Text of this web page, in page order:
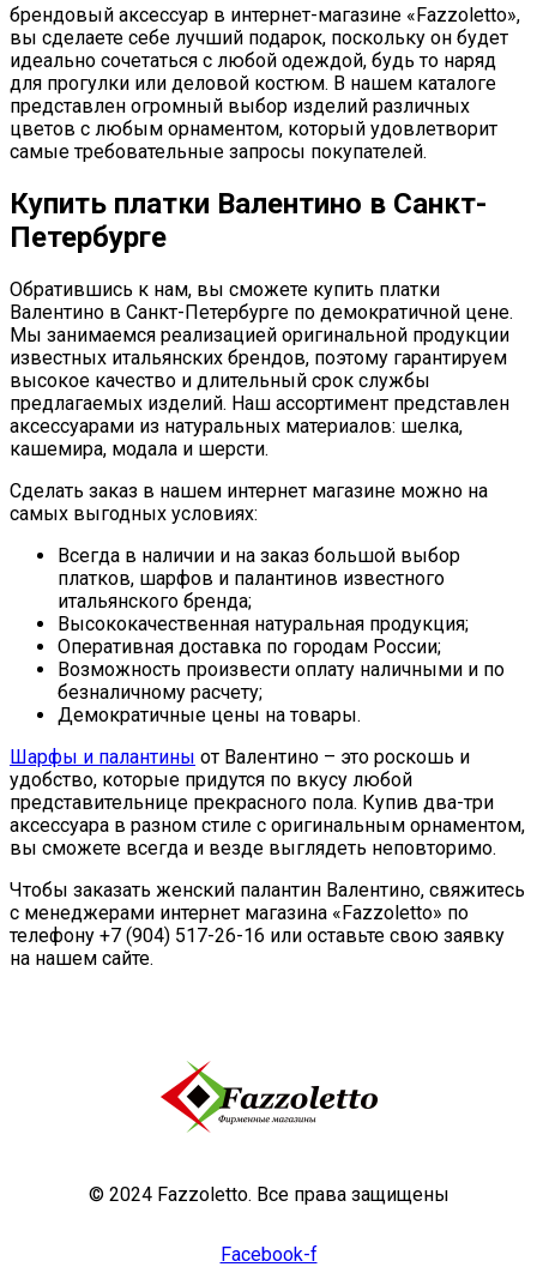
брендовый аксессуар в интернет-магазине «Fazzoletto»,
вы сделаете себе лучший подарок, поскольку он будет
идеально сочетаться с любой одеждой, будь то наряд
для прогулки или деловой костюм. В нашем каталоге
представлен огромный выбор изделий различных
цветов с любым орнаментом, который удовлетворит
самые требовательные запросы покупателей.
Купить платки Валентино в Санкт-
Петербурге
Обратившись к нам, вы сможете купить платки
Валентино в Санкт-Петербурге по демократичной цене.
Мы занимаемся реализацией оригинальной продукции
известных итальянских брендов, поэтому гарантируем
высокое качество и длительный срок службы
предлагаемых изделий. Наш ассортимент представлен
аксессуарами из натуральных материалов: шелка,
кашемира, модала и шерсти.
Сделать заказ в нашем интернет магазине можно на
самых выгодных условиях:
Всегда в наличии и на заказ большой выбор
платков, шарфов и палантинов известного
итальянского бренда;
Высококачественная натуральная продукция;
Оперативная доставка по городам России;
Возможность произвести оплату наличными и по
безналичному расчету;
Демократичные цены на товары.
Шарфы и палантины от Валентино – это роскошь и
удобство, которые придутся по вкусу любой
представительнице прекрасного пола. Купив два-три
аксессуара в разном стиле с оригинальным орнаментом,
вы сможете всегда и везде выглядеть неповторимо.
Чтобы заказать женский палантин Валентино, свяжитесь
с менеджерами интернет магазина «Fazzoletto» по
телефону +7 (904) 517-26-16 или оставьте свою заявку
на нашем сайте.
© 2024 Fazzoletto. Все права защищены
Facebook-f